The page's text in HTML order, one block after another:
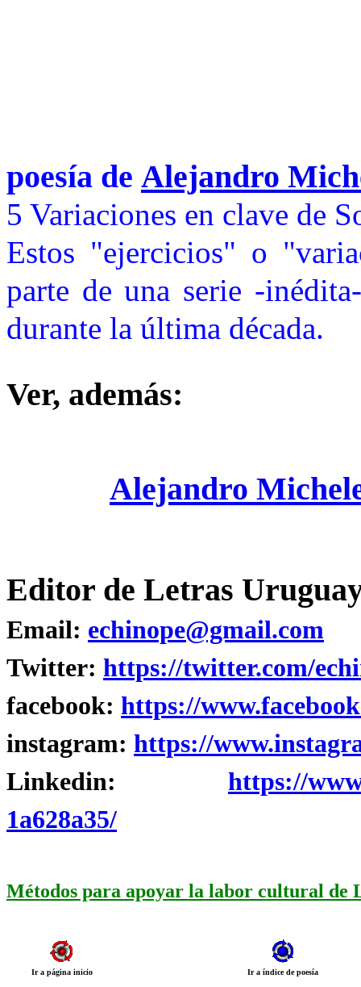
poesía de Alejandro
5 Variaciones en clave de
Estos "ejercicios" o
parte de una serie -
durante la última década.
Ver, además:
Alejandro
Editor de Letras
Email: echinope@gmail.com
Twitter: https://twitter.com/
facebook: https://
instagram: https://
Linkedin: https://
1a628a35/
Métodos para apoyar la labor cultural de
Ir a página inicio Ir a índice de poesía